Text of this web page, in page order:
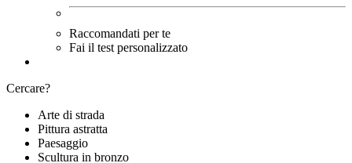
Raccomandati per te
Fai il test personalizzato
Cercare?
Arte di strada
Pittura astratta
Paesaggio
Scultura in bronzo